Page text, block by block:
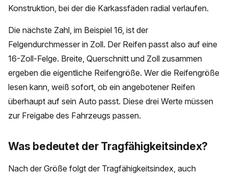
Konstruktion, bei der die Karkassfäden radial verlaufen.
Die nächste Zahl, im Beispiel 16, ist der
Felgendurchmesser in Zoll. Der Reifen passt also auf eine
16-Zoll-Felge. Breite, Querschnitt und Zoll zusammen
ergeben die eigentliche Reifengröße. Wer die Reifengröße
lesen kann, weiß sofort, ob ein angebotener Reifen
überhaupt auf sein Auto passt. Diese drei Werte müssen
zur Freigabe des Fahrzeugs passen.
Was bedeutet der Tragfähigkeitsindex?
Nach der Größe folgt der Tragfähigkeitsindex, auch